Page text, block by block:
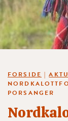
FORSIDE |
PORSANGER